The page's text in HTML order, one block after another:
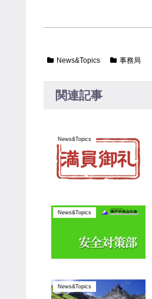
News&Topics 事務局
関連記事
News&Topics
News&Topics
News&Topics